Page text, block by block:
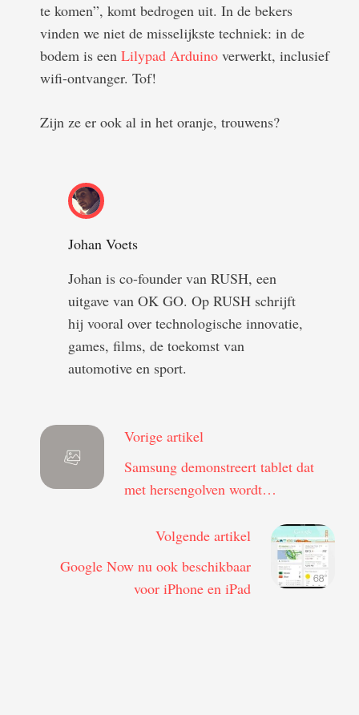
te komen”, komt bedrogen uit. In de bekers
vinden we niet de misselijkste techniek: in de
bodem is een Lilypad Arduino verwerkt, inclusief
wifi-ontvanger. Tof!
Zijn ze er ook al in het oranje, trouwens?
Johan Voets
Johan is co-founder van RUSH, een
uitgave van OK GO. Op RUSH schrijft
hij vooral over technologische innovatie,
games, films, de toekomst van
automotive en sport.
Vorige artikel
Samsung demonstreert tablet dat
met hersengolven wordt
Volgende artikel
Google Now nu ook beschikbaar
voor iPhone en iPad